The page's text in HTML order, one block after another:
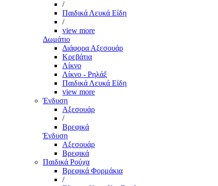
/
Παιδικά Λευκά Είδη
/
view more
Δωμάτιο
Διάφορα Αξεσουάρ
Κρεβάτια
Λίκνο
Λίκνο - Ρηλάξ
Παιδικά Λευκά Είδη
view more
Ένδυση
Αξεσουάρ
/
Βρεφικά
Ένδυση
Αξεσουάρ
Βρεφικά
Παιδικά Ρούχα
Βρεφικά Φορμάκια
/